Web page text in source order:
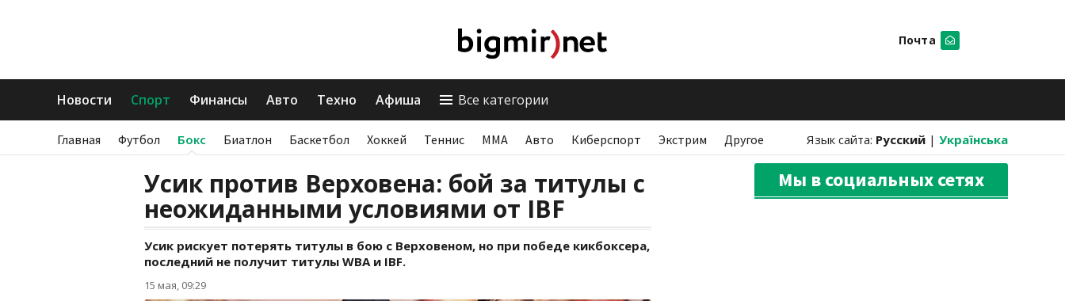
Почта
Новости Спорт Финансы Авто Техно Афиша Все категории
Главная Футбол Бокс Биатлон Баскетбол Хоккей Теннис ММА Авто Киберспорт Экстрим Другое Язык сайта: Русский | Українська
Усик против Верховена: бой за титулы с
неожиданными условиями от IBF
Усик рискует потерять титулы в бою с Верховеном, но при победе кикбоксера,
последний не получит титулы WBA и IBF.
15 мая, 09:29
Мы в социальных сетях